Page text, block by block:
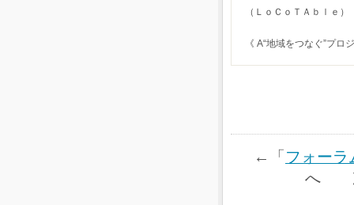
（ＬｏＣｏＴＡｂｌｅ）
《 A“地域をつなぐ”プロ
←「 フォー
へ 次